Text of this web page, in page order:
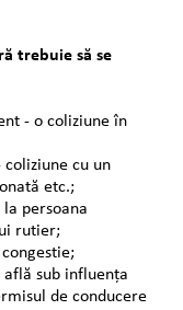
trebuie să se
- o coliziune în
coliziune cu un
etc.;
persoana
rutier;
află sub influența
de conducere